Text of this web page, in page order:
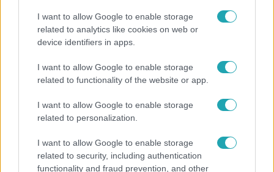
I want to allow Google to enable storage
related to analytics like cookies on web or
device identifiers in apps.
I want to allow Google to enable storage
related to functionality of the website or app.
I want to allow Google to enable storage
related to personalization.
I want to allow Google to enable storage
related to security, including authentication
functionality and fraud prevention, and other
kistelepüléseken élők. A Települési Önkormányzatok
Országos Szövetsége szerint a falvakban az alacsony
jövedelmek és a korszerűtlen házak miatt kerülhetnek
2021. augusztus 14. 16:10